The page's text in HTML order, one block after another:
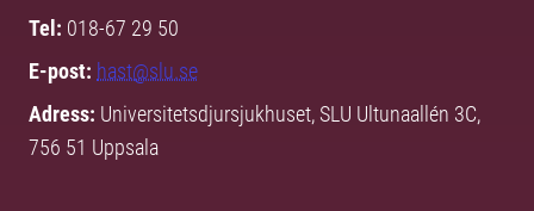
Tel: 018-67 29 50
E-post: hast@slu.se
Adress: Universitetsdjursjukhuset, SLU Ultunaallén 3C,
756 51 Uppsala